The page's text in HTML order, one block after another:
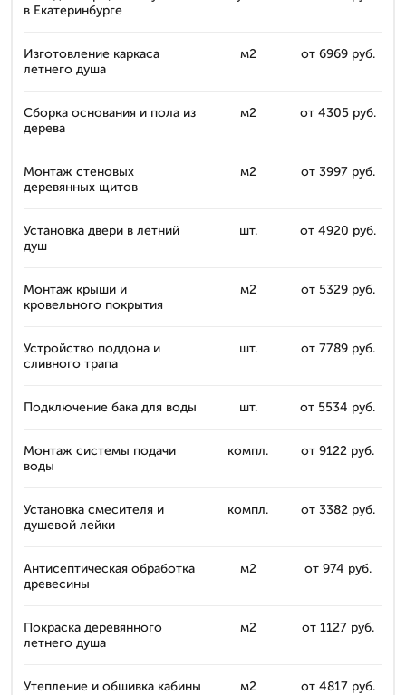
в Екатеринбурге
Изготовление каркаса
летнего душа
м2 от 6969 руб.
Сборка основания и пола из
дерева
м2 от 4305 руб.
Монтаж стеновых
деревянных щитов
м2 от 3997 руб.
Установка двери в летний
душ
шт. от 4920 руб.
Монтаж крыши и
кровельного покрытия
м2 от 5329 руб.
Устройство поддона и
сливного трапа
шт. от 7789 руб.
Подключение бака для воды шт. от 5534 руб.
Монтаж системы подачи
воды
компл. от 9122 руб.
Установка смесителя и
душевой лейки
компл. от 3382 руб.
Антисептическая обработка
древесины
м2 от 974 руб.
Покраска деревянного
летнего душа
м2 от 1127 руб.
Утепление и обшивка кабины м2 от 4817 руб.